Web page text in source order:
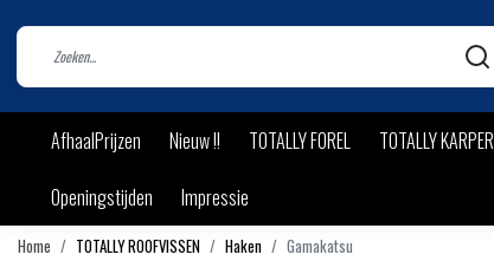
AfhaalPrijzen Nieuw !! TOTALLY FOREL TOTALLY KARPER
Openingstijden
Impressie
Home TOTALLY ROOFVISSEN Haken Gamakatsu